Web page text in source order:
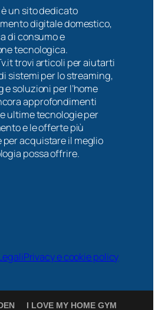
è un sito dedicato
digitale domestico,
di consumo e
tecnologica.
trovi articoli per aiutarti
sistemi per lo streaming,
e soluzioni per l’home
approfondimenti
ultime tecnologie per
e le offerte più
acquistare il meglio
possa offrire.
Privacy e cookie policy
I LOVE MY HOME GYM